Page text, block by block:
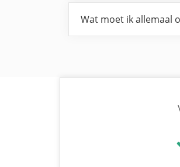
Wat moet ik allemaal